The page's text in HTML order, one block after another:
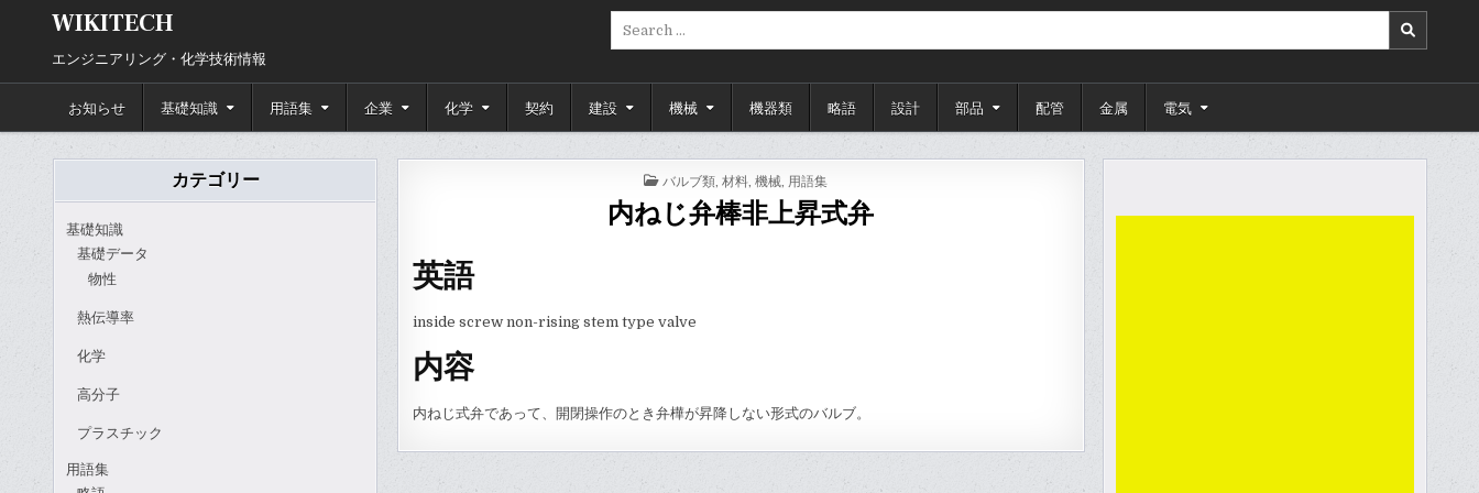
WIKITECH
エンジニアリング・化学技術情報
お知らせ 基礎知識 用語集 企業 化学 契約 建設 機械 機器類 略語 設計 部品 配管 金属 電気
カテゴリー
基礎知識
基礎データ
物性
熱伝導率
化学
高分子
プラスチック
用語集
POSTED
IN
バルブ類, 材料, 機械 用語集
内ねじ弁棒非上昇式弁
英語
inside screw non-rising stem type valve
内容
内ねじ式弁であって、開閉操作のとき弁樺が昇降しない形式のバルブ。